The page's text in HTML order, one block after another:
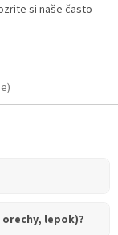
si naše často
lepok)?